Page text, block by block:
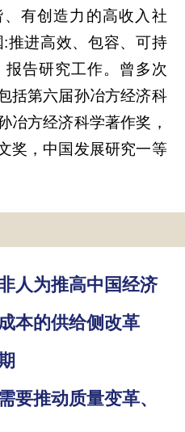
有创造力的高收入社
推进高效、包容、可持
告研究工作。曾多次
括第六届孙冶方经济科
冶方经济科学著作奖，
奖，中国发展研究一等
人为推高中国经济
本的供给侧改革
要推动质量变革、